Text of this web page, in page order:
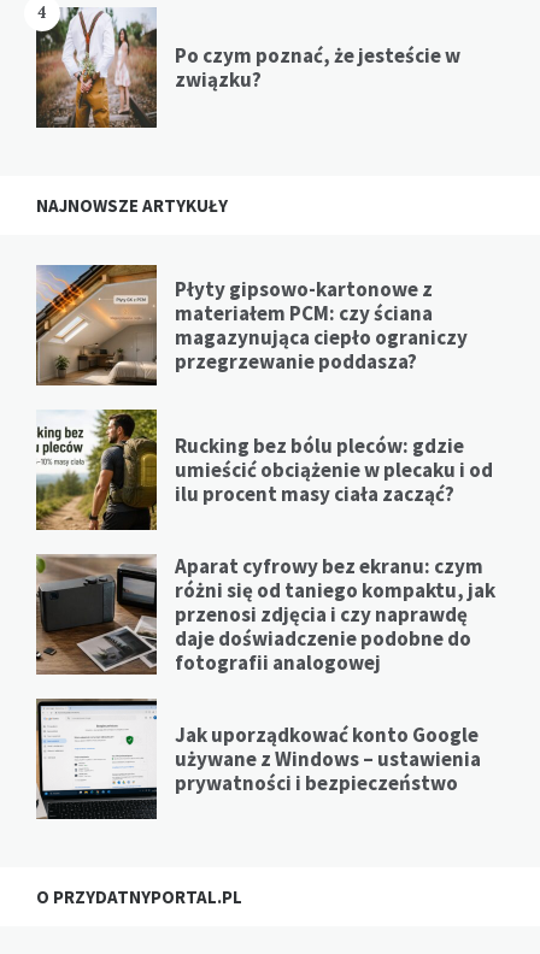
4
Po czym poznać, że jesteście w
związku?
NAJNOWSZE ARTYKUŁY
Płyty gipsowo-kartonowe z
materiałem PCM: czy ściana
magazynująca ciepło ograniczy
przegrzewanie poddasza?
Rucking bez bólu pleców: gdzie
umieścić obciążenie w plecaku i od
ilu procent masy ciała zacząć?
Aparat cyfrowy bez ekranu: czym
różni się od taniego kompaktu, jak
przenosi zdjęcia i czy naprawdę
daje doświadczenie podobne do
fotografii analogowej
Jak uporządkować konto Google
używane z Windows – ustawienia
prywatności i bezpieczeństwo
O PRZYDATNYPORTAL.PL